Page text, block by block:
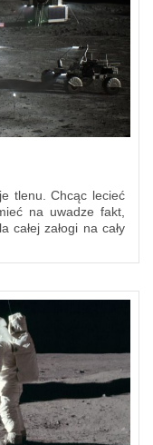
tlenu. Chcąc lecieć
na uwadze fakt,
załogi na cały